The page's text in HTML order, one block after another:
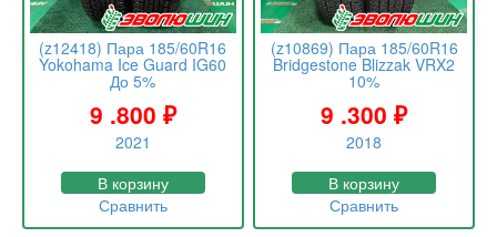
(z12418) Пара 185/60R16
Yokohama Ice Guard IG60
До 5%
9 .800 ₽
2021
В корзину
Сравнить
(z10869) Пара 185/60R16
Bridgestone Blizzak VRX2
10%
9 .300₽
2018
В корзину
Сравнить